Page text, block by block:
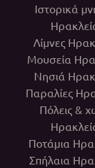
Ιστορικά
Λίμνες
Μουσεία
Νησιά
Παραλίες
Πόλεις &
Ποτάμια
Σπήλαια